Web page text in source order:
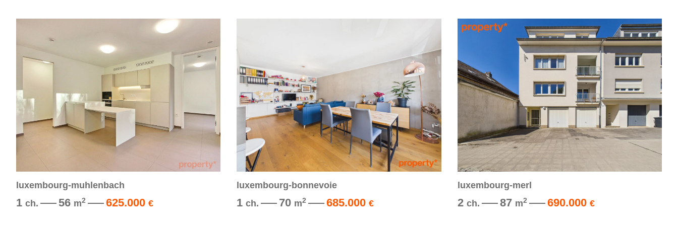
luxembourg-muhlenbach
1 ch. 56 m2 625.000 €
luxembourg-bonnevoie
1ch. 70 m2 685.000€
luxembourg-merl
2 ch. 87 m2 690.000 €